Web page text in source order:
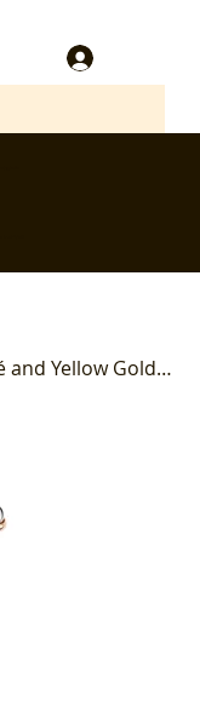
Blush Earrings 7157WYR - Wit, Rosé and Yellow Gold (14ct)